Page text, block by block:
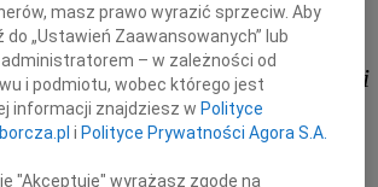
oraz Synom
Rafałowi, Pawłowi i Piotrowi
masz prawo wyrazić sprzeciw. Aby
„Ustawień Zaawansowanych” lub
– w zależności od
i podmiotu, wobec którego jest
informacji znajdziesz w Polityce
i Polityce Prywatności Agora S.A.
"Akceptuję" wyrażasz zgodę na